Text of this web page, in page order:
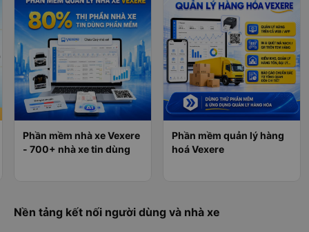
Phần mềm nhà xe Vexere
- 700+ nhà xe tin dùng
Phần mềm quản lý hàng
hoá Vexere
Nền tảng kết nối người dùng và nhà xe